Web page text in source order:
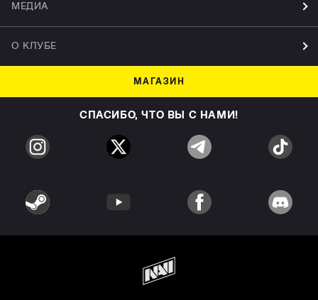
МЕДИА
О КЛУБЕ
МАГАЗИН
СПАСИБО, ЧТО ВЫ С НАМИ!